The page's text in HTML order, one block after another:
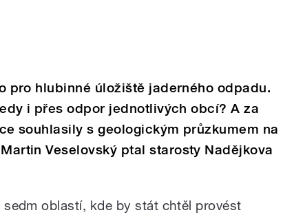
pro hlubinné úložiště jaderného odpadu.
i přes odpor jednotlivých obcí? A za
souhlasily s geologickým průzkumem na
Veselovský ptal starosty Nadějkova
oblastí, kde by stát chtěl provést